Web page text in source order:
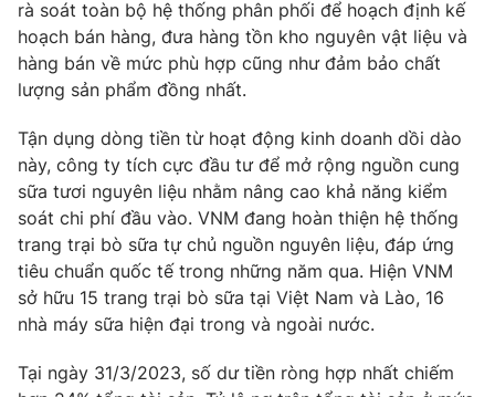
rà soát toàn bộ hệ thống phân phối để hoạch định kế
hoạch bán hàng, đưa hàng tồn kho nguyên vật liệu và
hàng bán về mức phù hợp cũng như đảm bảo chất
lượng sản phẩm đồng nhất.
Tận dụng dòng tiền từ hoạt động kinh doanh dồi dào
này, công ty tích cực đầu tư để mở rộng nguồn cung
sữa tươi nguyên liệu nhằm nâng cao khả năng kiểm
soát chi phí đầu vào. VNM đang hoàn thiện hệ thống
trang trại bò sữa tự chủ nguồn nguyên liệu, đáp ứng
tiêu chuẩn quốc tế trong những năm qua. Hiện VNM
sở hữu 15 trang trại bò sữa tại Việt Nam và Lào, 16
nhà máy sữa hiện đại trong và ngoài nước.
Tại ngày 31/3/2023, số dư tiền ròng hợp nhất chiếm